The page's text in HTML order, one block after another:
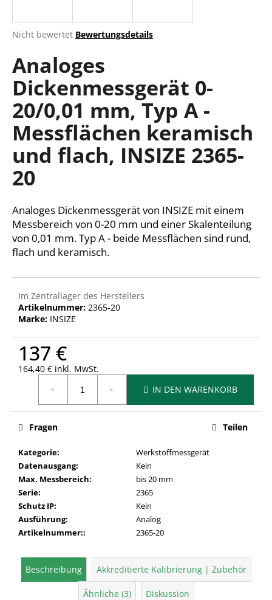
Die
Produktbewertung
ist
0,0
von
5
Sternen.
Nicht bewertet Bewertungsdetails
Analoges
Dickenmessgerät 0-
20/0,01 mm, Typ A -
Messflächen keramisch
und flach, INSIZE 2365-
20
Analoges Dickenmessgerät von INSIZE mit einem
Messbereich von 0-20 mm und einer Skalenteilung
von 0,01 mm. Typ A - beide Messflächen sind rund,
flach und keramisch.
Im Zentrallager des Herstellers
Artikelnummer: 2365-20
Marke: INSIZE
137 €
164,40 € inkl. MwSt.
IN DEN WARENKORB
Kategorie:
Werkstoffmessgerät
Datenausgang:
Kein
Max. Messbereich:
bis 20 mm
Serie:
2365
Schutz IP:
Kein
Ausführung:
Analog
Artikelnummer:: 2365-20
Fragen Teilen
Beschreibung Akkreditierte Kalibrierung | Zubehör
Ähnliche (3) Diskussion
W
i
r
e
m
p
f
h
l
e
n